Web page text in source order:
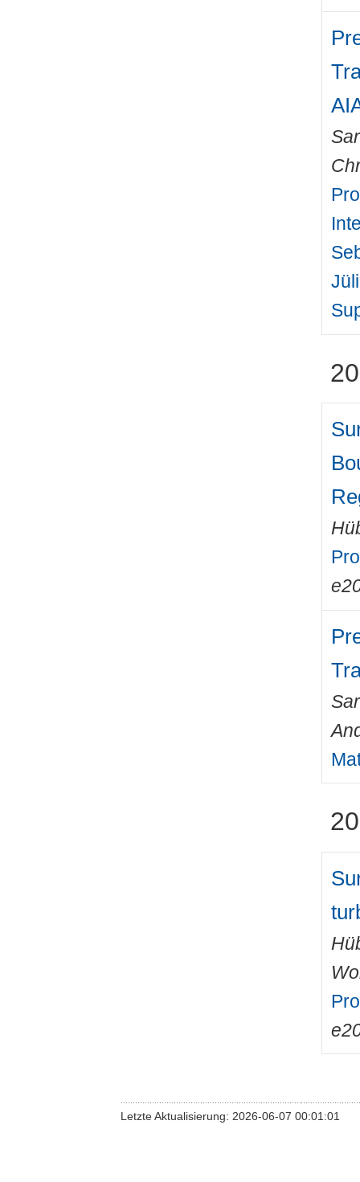
Letzte Aktualisierung: 2026-06-07 00:01:01